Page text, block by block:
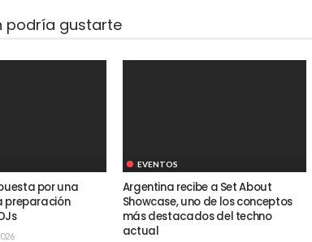
podría gustarte
por una
preparación
EVENTOS
Argentina recibe a Set About
Showcase, uno de los conceptos
más destacados del techno
actual